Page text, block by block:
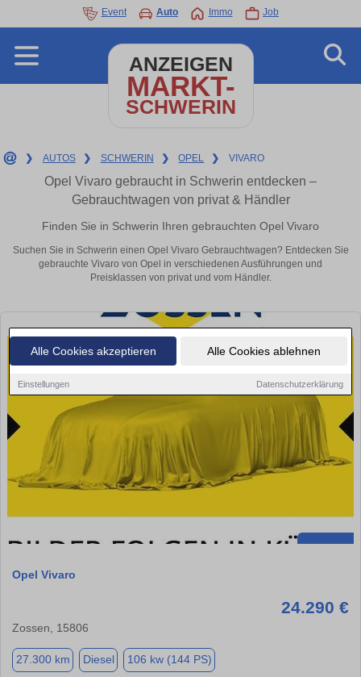
Alle Cookies akzeptieren Alle Cookies ablehnen
Einstellungen Datenschutzerklärung
Event Auto Immo Job
ANZEIGEN
MARKT-
SCHWERIN
❯ AUTOS ❯ SCHWERIN ❯ OPEL ❯ VIVARO
Opel Vivaro gebraucht in Schwerin entdecken –
Gebrauchtwagen von privat & Händler
Finden Sie in Schwerin Ihren gebrauchten Opel Vivaro
Suchen Sie in Schwerin einen Opel Vivaro Gebrauchtwagen? Entdecken Sie
gebrauchte Vivaro von Opel in verschiedenen Ausführungen und
Preisklassen von privat und vom Händler.
Opel Vivaro
24.290 €
Zossen, 15806
27.300 km Diesel 106 kw (144 PS)